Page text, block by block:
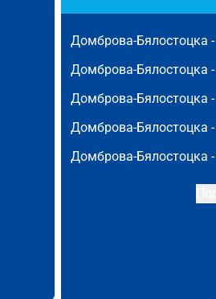
Домброва-Бялостоцка -
Домброва-Бялостоцка -
Домброва-Бялостоцка -
Домброва-Бялостоцка -
Домброва-Бялостоцка -